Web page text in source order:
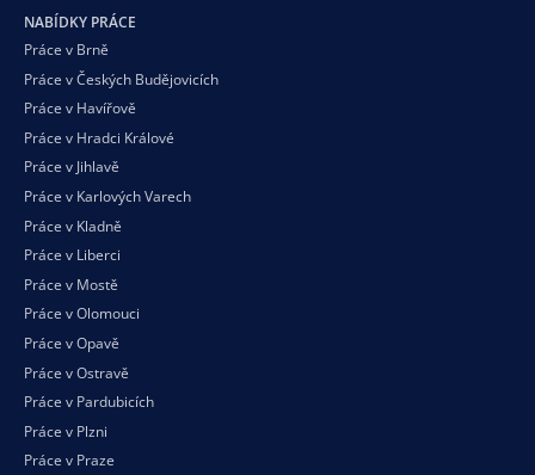
NABÍDKY PRÁCE
Práce v Brně
Práce v Českých Budějovicích
Práce v Havířově
Práce v Hradci Králové
Práce v Jihlavě
Práce v Karlových Varech
Práce v Kladně
Práce v Liberci
Práce v Mostě
Práce v Olomouci
Práce v Opavě
Práce v Ostravě
Práce v Pardubicích
Práce v Plzni
Práce v Praze